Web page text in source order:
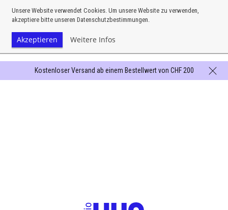
Unsere Website verwendet Cookies. Um unsere Website zu verwenden,
akzeptiere bitte unseren Datenschutzbestimmungen.
Akzeptieren Weitere Infos
Kostenloser Versand ab einem Bestellwert von CHF 200